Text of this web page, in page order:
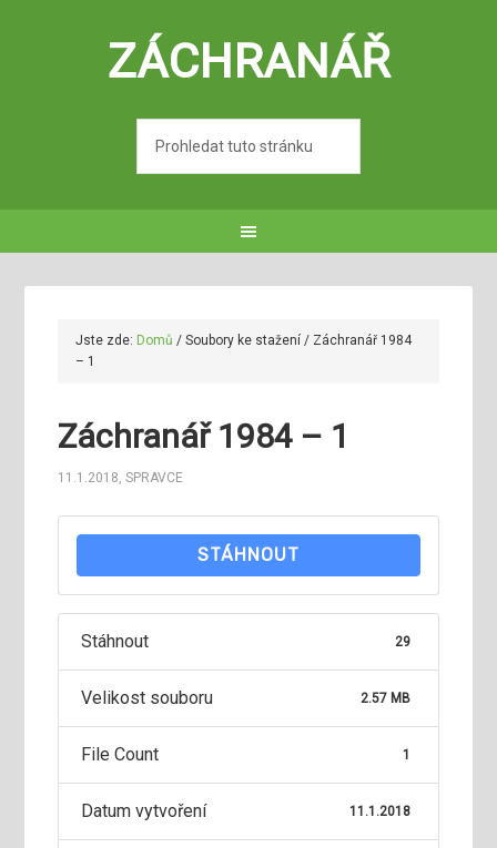
ZÁCHRANÁŘ
Jste zde: Domů / Soubory ke stažení/ Záchranář 1984
– 1
Záchranář 1984 – 1
11.1.2018,SPRAVCE
STÁHNOUT
Stáhnout 29
Velikost souboru 2.57 MB
File Count 1
Datum vytvoření 11.1.2018